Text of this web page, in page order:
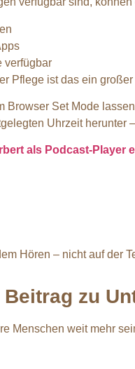
verfügbar
Pflege ist das ein
Browser Set Mode
Uhrzeit
als Podcast-Player
Hören – nicht auf der
zu
Menschen weit mehr